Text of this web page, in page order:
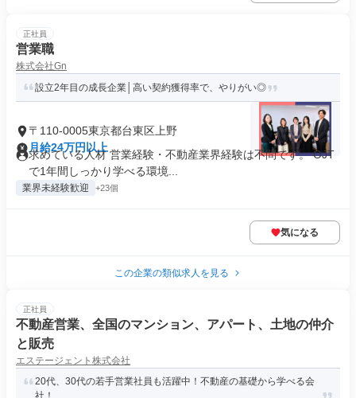
正社員
営業職
株式会社Gn
設立2年目の成長企業│高い契約獲得率で、やりがい◎
〒110-0005東京都台東区上野
月給24万円以上
求めている人材 営業経験・不動産業界経験は不問です。 OJT
で1年間しっかり学べる環境...
業界未経験歓迎 +23個
気になる
この企業の類似求人を見る
正社員
不動産営業、全国のマンション、アパート、土地の仲介
と販売
エステージェント株式会社
20代、30代の若手営業社員も活躍中！不動産の基礎から学べる会
社！